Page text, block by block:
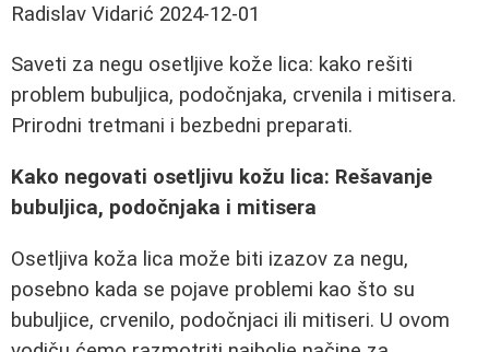
Radislav Vidarić 2024-12-01
Saveti za negu osetljive kože lica: kako rešiti
problem bubuljica, podočnjaka, crvenila i mitisera.
Prirodni tretmani i bezbedni preparati.
Kako negovati osetljivu kožu lica: Rešavanje
bubuljica, podočnjaka i mitisera
Osetljiva koža lica može biti izazov za negu,
posebno kada se pojave problemi kao što su
bubuljice, crvenilo, podočnjaci ili mitiseri. U ovom